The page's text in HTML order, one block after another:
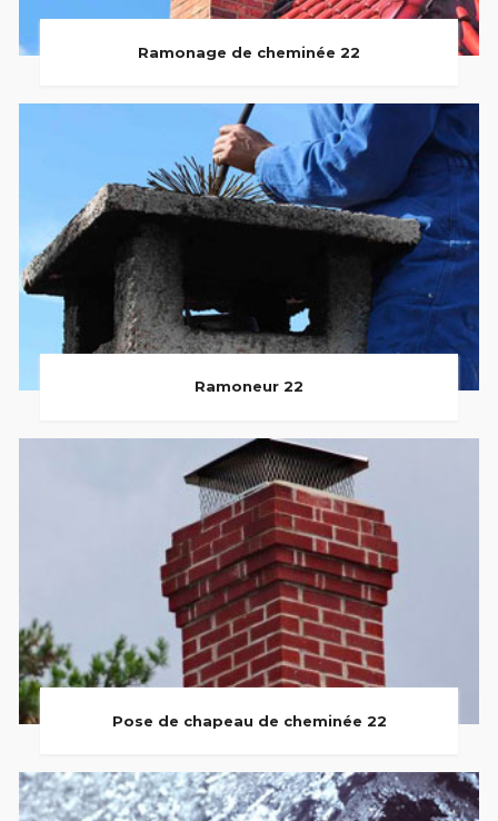
Ramonage de cheminée 22
Ramoneur 22
Pose de chapeau de cheminée 22